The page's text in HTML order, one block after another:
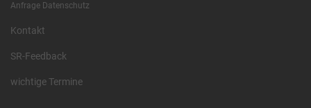
Anfrage Datenschutz
Kontakt
SR-Feedback
wichtige Termine